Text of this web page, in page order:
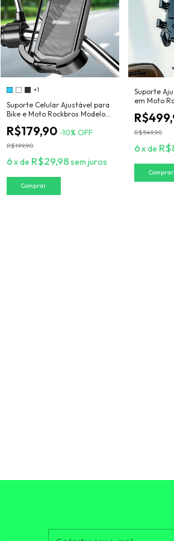
+1
Suporte Celular Ajustável para
Bike e Moto Rockbros Modelo
SafePhone
R$179,90 -10%OFF
R$199,90
6xde R$29,98sem juros
Comprar
Suporte
em Moto
MotoPhone
R$549,90
6xde
Comprar